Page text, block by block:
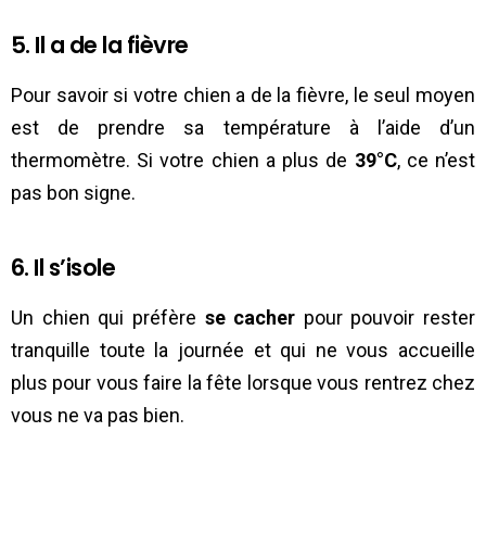
5. Il a de la fièvre
Pour savoir si votre chien a de la fièvre, le seul moyen
est de prendre sa température à l’aide d’un
thermomètre. Si votre chien a plus de 39°C, ce n’est
pas bon signe.
6. Il s’isole
Un chien qui préfère se cacher pour pouvoir rester
tranquille toute la journée et qui ne vous accueille
plus pour vous faire la fête lorsque vous rentrez chez
vous ne va pas bien.